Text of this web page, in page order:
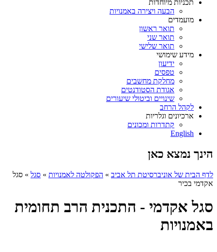
תכניות מיוחדות
הבעה ויצירה באמנויות
מועמדים
תואר ראשון
תואר שני
תואר שלישי
מידע שימושי
ידיעון
טפסים
מחלקת מחשבים
אגודת הסטודנטים
שינויים וביטולי שיעורים
לקהל הרחב
ארכיונים וגלריות
קתדרות ומכונים
English
הינך נמצא כאן
לדף הבית של אוניברסיטת תל אביב » הפקולטה לאמנויות » סגל » סגל
אקדמי בכיר
סגל אקדמי - התכנית הרב תחומית
באמנויות